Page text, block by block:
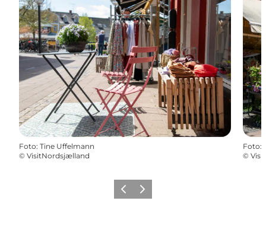
Foto: Tine Uffelmann
© VisitNordsjælland
Foto:
©
ZurückWeiter